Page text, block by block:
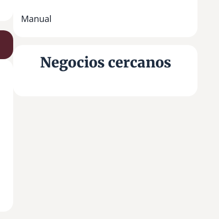
Manual
Negocios cercanos